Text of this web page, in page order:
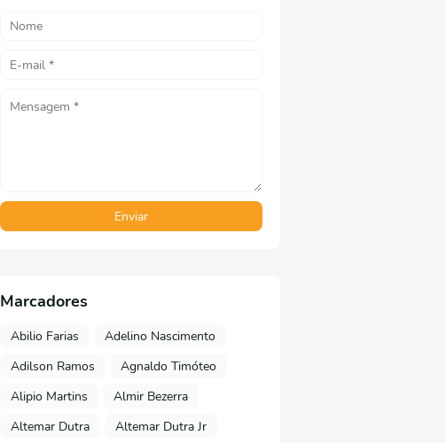
Marcadores
Abilio Farias
Adelino Nascimento
Adilson Ramos
Agnaldo Timóteo
Alipio Martins
Almir Bezerra
Altemar Dutra
Altemar Dutra Jr